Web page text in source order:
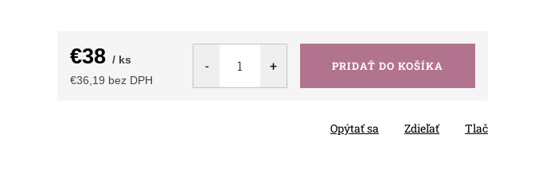
€38 / ks
€36,19 bez DPH
PRIDAŤ DO KOŠÍKA
Tlač
Opýtať sa Zdieľať